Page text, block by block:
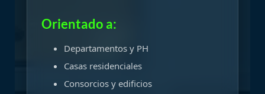
Orientado a:
Departamentos y PH
Casas residenciales
Consorcios y edificios